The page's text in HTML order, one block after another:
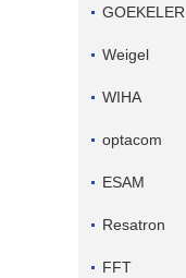
GOEKELER
Weigel
WIHA
optacom
ESAM
Resatron
FFT